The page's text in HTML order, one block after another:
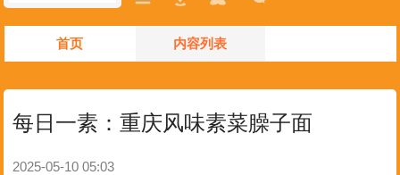
首页 内容列表
每日一素：重庆风味素菜臊子面
2025-05-10 05:03